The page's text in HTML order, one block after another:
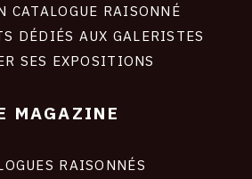
CATALOGUE RAISONNÉ
DÉDIÉS AUX GALERISTES
SES EXPOSITIONS
MAGAZINE
RAISONNÉS